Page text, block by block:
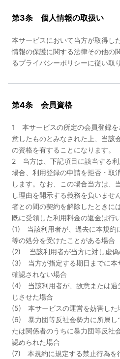
第3条 個人情報の取扱い
本サービスにおいて当方が取得し
情報の保護に関する法律その他の
るプライバシーポリシーに従い取
第4条 会員資格
1 本サービスの所定の会員登録を
意したものとみなされた上、当該
の資格を有することになります。
2 当方は、下記項目に該当する利
場合、利用登録の申請を拒否・取
します。なお、この場合当方は、
し理由を開示する義務を負いませ
者との間の契約を解除したときに
既に受領した利用料金の返金は行
(1) 当該利用者が、過去に本規約
等の処分を受けたことがある場合
(2) 当該利用者が当方に対し虚偽
(3) 当方が指定する期日までに本
確認されない場合
(4) 当該利用者が、故意または過
じさせた場合
(5) 本サービスの運営を妨害した
(6) 暴力団等反社会勢力に所属し
たは関係者のうちに暴力団等反社
認められた場合
(7) 本規約に規定する禁止行為を